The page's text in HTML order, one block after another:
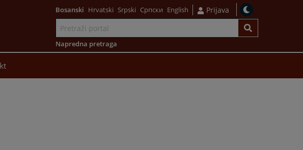
Bosanski Hrvatski Srpski Српски English Prijava
Napredna pretraga